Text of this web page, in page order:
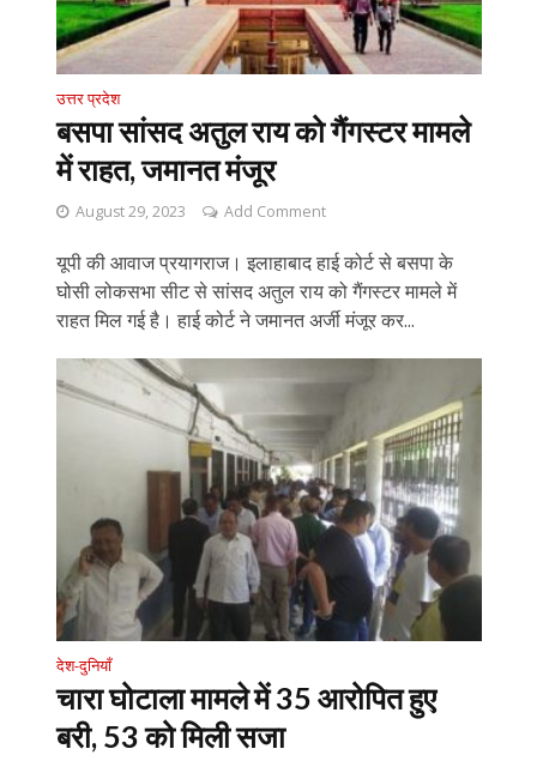
उत्तर प्रदेश
बसपा सांसद अतुल राय को गैंगस्टर मामले
में राहत, जमानत मंजूर
August 29, 2023 Add Comment
यूपी की आवाज प्रयागराज। इलाहाबाद हाई कोर्ट से बसपा के
घोसी लोकसभा सीट से सांसद अतुल राय को गैंगस्टर मामले में
राहत मिल गई है। हाई कोर्ट ने जमानत अर्जी मंजूर कर...
देश-दुनियाँ
चारा घोटाला मामले में 35 आरोपित हुए
बरी, 53 को मिली सजा